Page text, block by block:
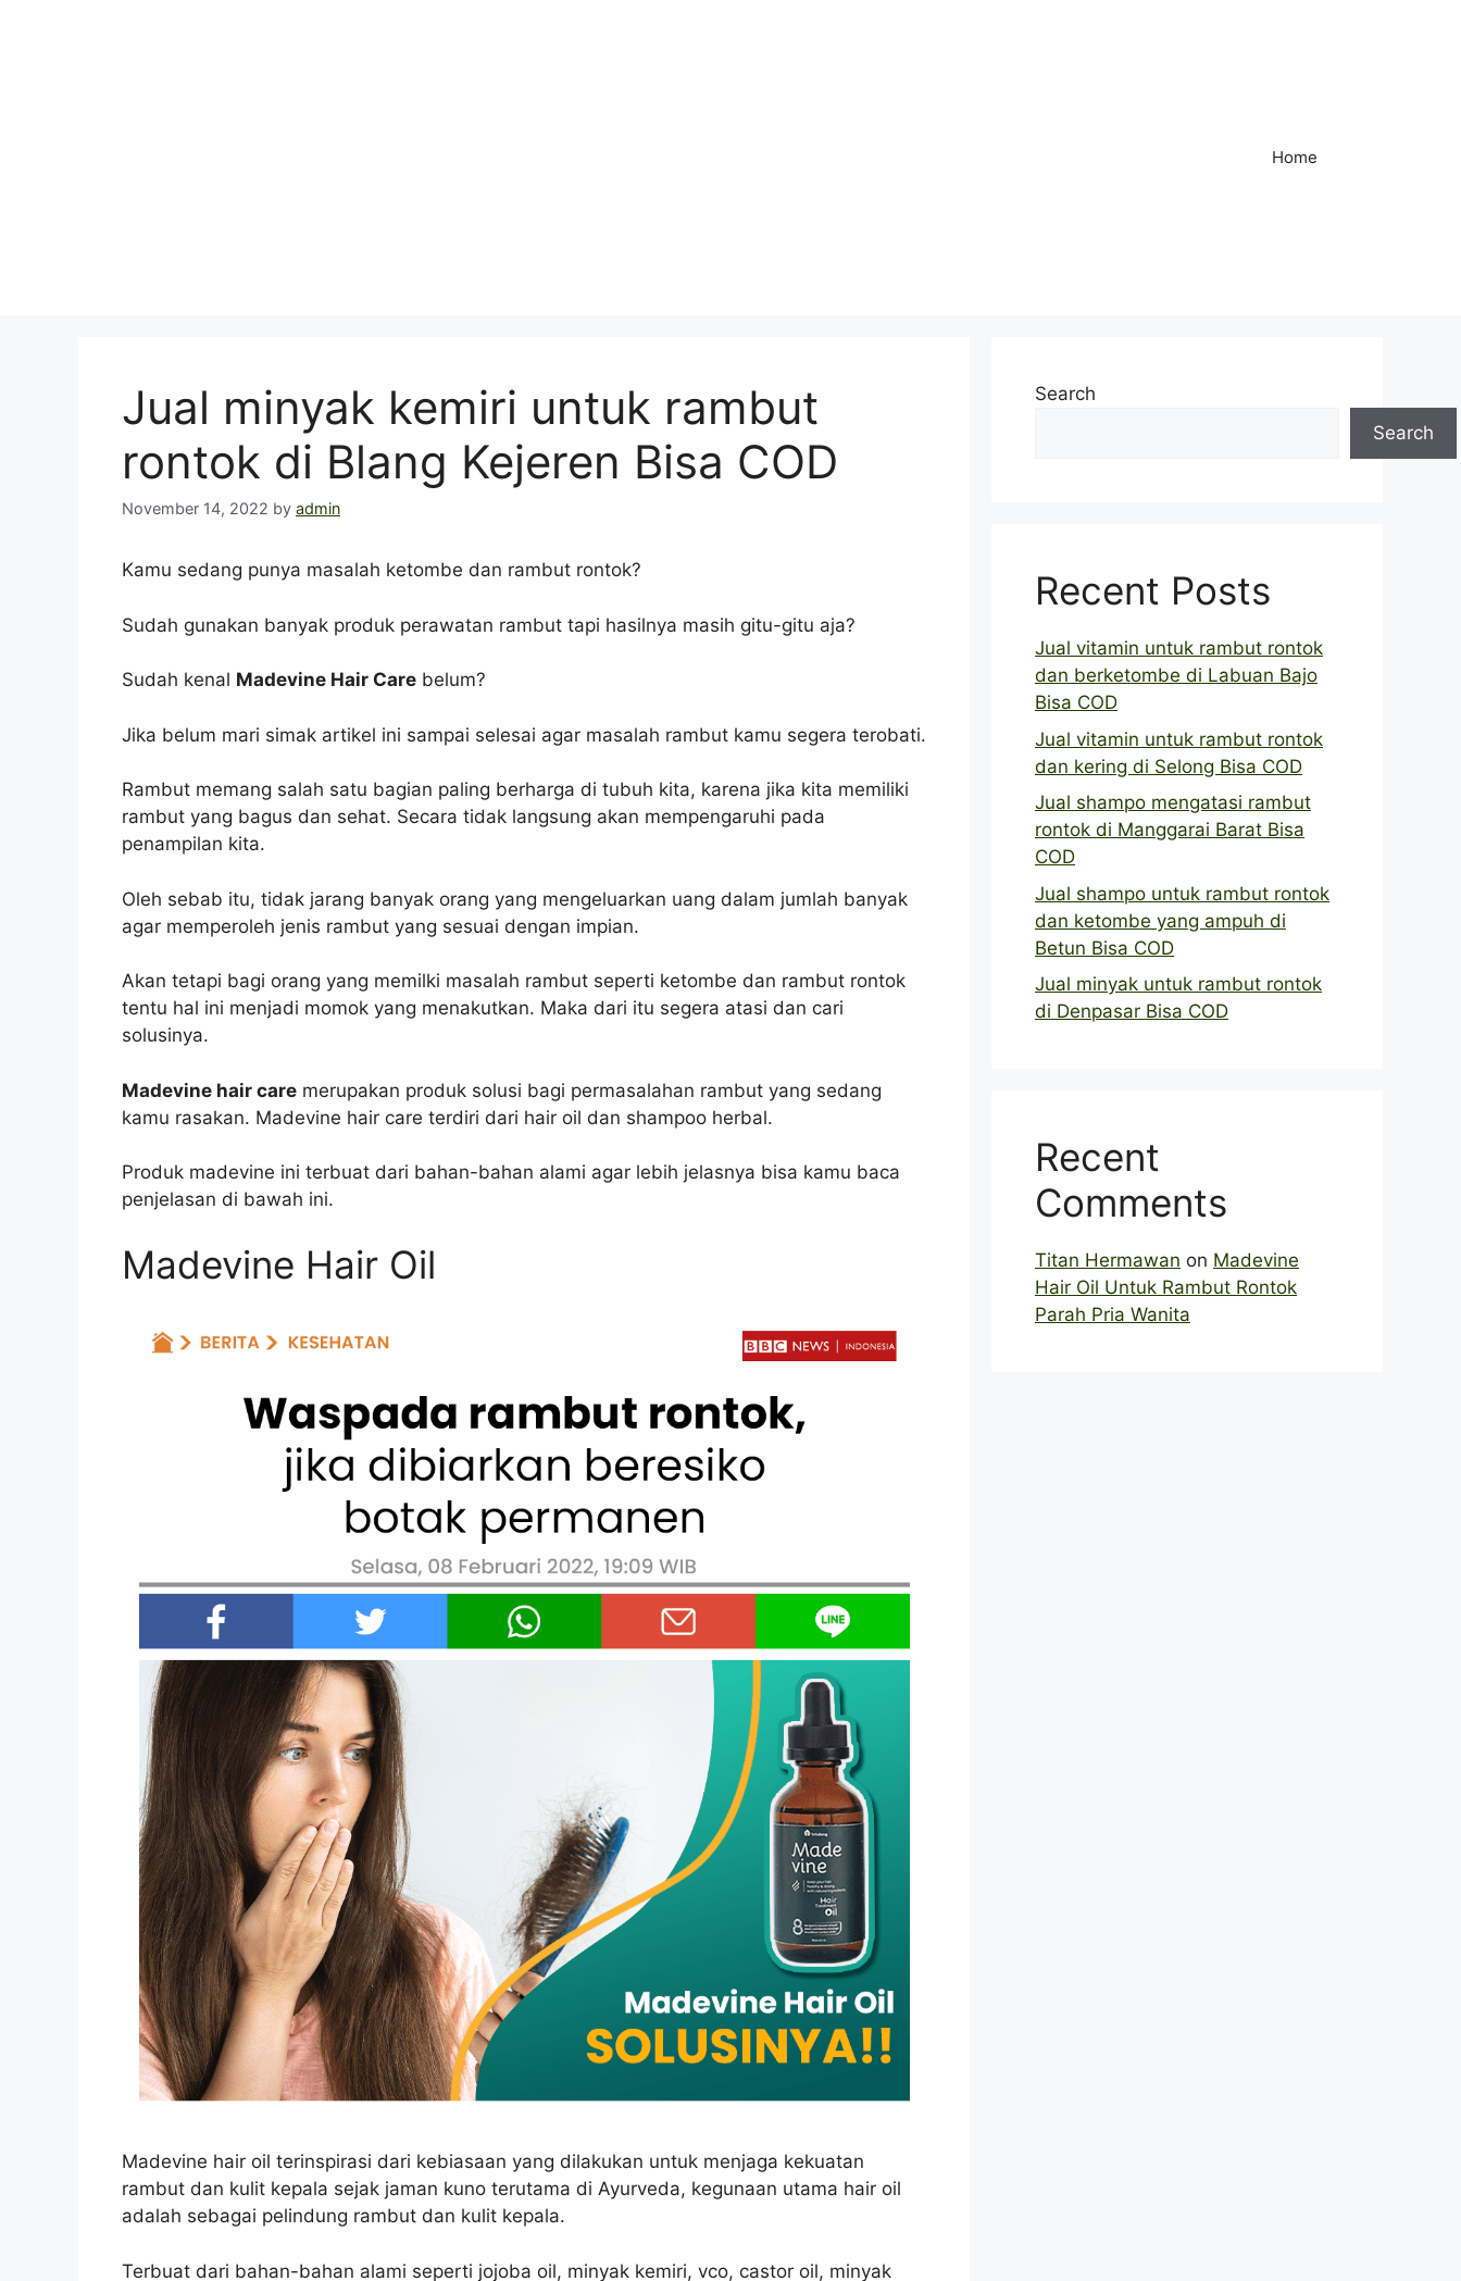
Home
Jual minyak kemiri untuk rambut
rontok di Blang Kejeren Bisa COD
November 14, 2022 by admin
Kamu sedang punya masalah ketombe dan rambut rontok?
Sudah gunakan banyak produk perawatan rambut tapi hasilnya masih gitu-gitu aja?
Sudah kenal Madevine Hair Care belum?
Jika belum mari simak artikel ini sampai selesai agar masalah rambut kamu segera terobati.
Rambut memang salah satu bagian paling berharga di tubuh kita, karena jika kita memiliki
rambut yang bagus dan sehat. Secara tidak langsung akan mempengaruhi pada
penampilan kita.
Oleh sebab itu, tidak jarang banyak orang yang mengeluarkan uang dalam jumlah banyak
agar memperoleh jenis rambut yang sesuai dengan impian.
Akan tetapi bagi orang yang memilki masalah rambut seperti ketombe dan rambut rontok
tentu hal ini menjadi momok yang menakutkan. Maka dari itu segera atasi dan cari
solusinya.
Madevine hair care merupakan produk solusi bagi permasalahan rambut yang sedang
kamu rasakan. Madevine hair care terdiri dari hair oil dan shampoo herbal.
Produk madevine ini terbuat dari bahan-bahan alami agar lebih jelasnya bisa kamu baca
penjelasan di bawah ini.
Madevine Hair Oil
Madevine hair oil terinspirasi dari kebiasaan yang dilakukan untuk menjaga kekuatan
rambut dan kulit kepala sejak jaman kuno terutama di Ayurveda, kegunaan utama hair oil
adalah sebagai pelindung rambut dan kulit kepala.
Terbuat dari bahan-bahan alami seperti jojoba oil, minyak kemiri, vco, castor oil, minyak
Search
Search
Recent Posts
Jual vitamin untuk rambut rontok
dan berketombe di Labuan Bajo
Bisa COD
Jual vitamin untuk rambut rontok
dan kering di Selong Bisa COD
Jual shampo mengatasi rambut
rontok di Manggarai Barat Bisa
COD
Jual shampo untuk rambut rontok
dan ketombe yang ampuh di
Betun Bisa COD
Jual minyak untuk rambut rontok
di Denpasar Bisa COD
Recent
Comments
Titan Hermawan on Madevine
Hair Oil Untuk Rambut Rontok
Parah Pria Wanita